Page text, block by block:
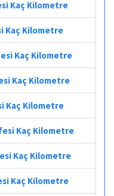
Kaç Kilometre
Kaç Kilometre
Kaç Kilometre
Kaç Kilometre
Kaç Kilometre
Kaç Kilometre
Kaç Kilometre
Kaç Kilometre